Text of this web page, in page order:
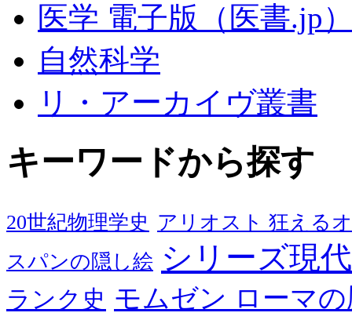
医学 電子版（医書.jp
自然科学
リ・アーカイヴ叢書
キーワードから探す
20世紀物理学史 アリオスト 狂える
スパンの隠し絵 シリーズ現
ランク史 モムゼン ローマ